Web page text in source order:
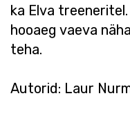
ka Elva
hooaeg vaeva
teha.
Autorid: Laur